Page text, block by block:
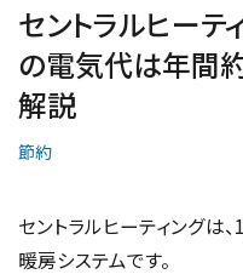
セントラルヒー
の電気代は年間
解説
節約
セントラルヒーティングは
暖房システムです。